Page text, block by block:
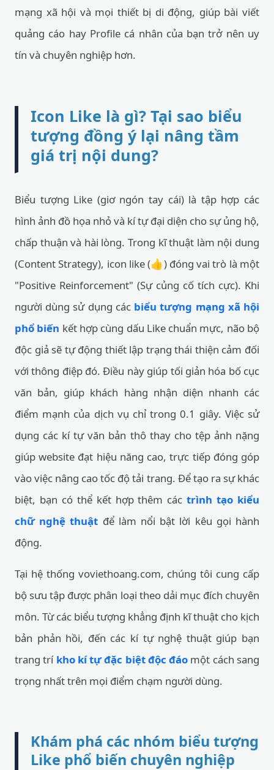
mạng xã hội và mọi thiết bị di động, giúp bài viết
quảng cáo hay Profile cá nhân của bạn trở nên uy
tín và chuyên nghiệp hơn.
Icon Like là gì? Tại sao biểu
tượng đồng ý lại nâng tầm
giá trị nội dung?
Biểu tượng Like (giơ ngón tay cái) là tập hợp các
hình ảnh đồ họa nhỏ và kí tự đại diện cho sự ủng hộ,
chấp thuận và hài lòng. Trong kĩ thuật làm nội dung
(Content Strategy), icon like (👍) đóng vai trò là một
"Positive Reinforcement" (Sự củng cố tích cực). Khi
người dùng sử dụng các biểu tượng mạng xã hội
phổ biến kết hợp cùng dấu Like chuẩn mực, não bộ
độc giả sẽ tự động thiết lập trạng thái thiện cảm đối
với thông điệp đó. Điều này giúp tối giản hóa bố cục
văn bản, giúp khách hàng nhận diện nhanh các
điểm mạnh của dịch vụ chỉ trong 0.1 giây. Việc sử
dụng các kí tự văn bản thô thay cho tệp ảnh nặng
giúp website đạt hiệu năng cao, trực tiếp đóng góp
vào việc nâng cao tốc độ tải trang. Để tạo ra sự khác
biệt, bạn có thể kết hợp thêm cáctrình tạo kiểu
chữ nghệ thuật để làm nổi bật lời kêu gọi hành
động.
Tại hệ thống voviethoang.com, chúng tôi cung cấp
bộ sưu tập được phân loại theo dải mục đích chuyên
môn. Từ các biểu tượng khẳng định kĩ thuật cho kịch
bản phản hồi, đến các kí tự nghệ thuật giúp bạn
trang trí kho kí tự đặc biệt độc đáo một cách sang
trọng nhất trên mọi điểm chạm người dùng.
Khám phá các nhóm biểu tượng
Like phổ biến chuyên nghiệp